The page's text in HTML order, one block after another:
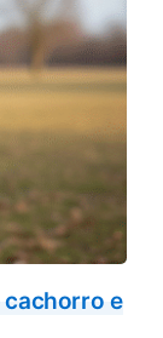
cachorro e